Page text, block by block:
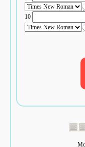
10